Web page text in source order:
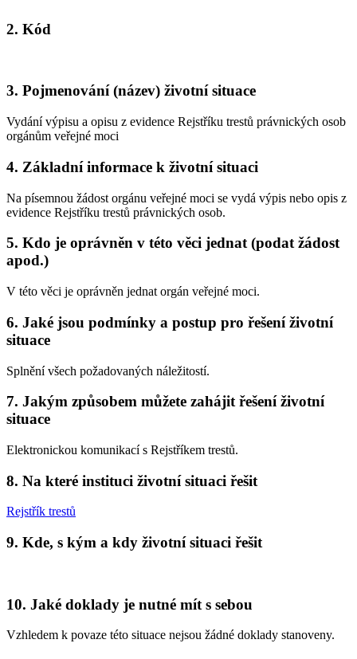
2. Kód
3. Pojmenování (název) životní situace
Vydání výpisu a opisu z evidence Rejstříku trestů právnických osob
orgánům veřejné moci
4. Základní informace k životní situaci
Na písemnou žádost orgánu veřejné moci se vydá výpis nebo opis z
evidence Rejstříku trestů právnických osob.
5. Kdo je oprávněn v této věci jednat (podat žádost
apod.)
V této věci je oprávněn jednat orgán veřejné moci.
6. Jaké jsou podmínky a postup pro řešení životní
situace
Splnění všech požadovaných náležitostí.
7. Jakým způsobem můžete zahájit řešení životní
situace
Elektronickou komunikací s Rejstříkem trestů.
8. Na které instituci životní situaci řešit
Rejstřík trestů
9. Kde, s kým a kdy životní situaci řešit
10. Jaké doklady je nutné mít s sebou
Vzhledem k povaze této situace nejsou žádné doklady stanoveny.